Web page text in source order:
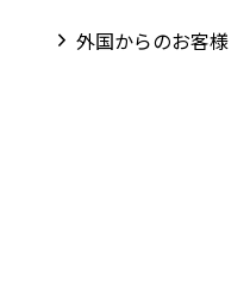
外国からのお客様